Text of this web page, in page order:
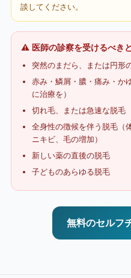
談してください。
⚠️ 医師の診察を受けるべき
突然のまだら、または円形
赤み・鱗屑・膿・痛み・か
に治療を）
切れ毛、または急速な脱毛
全身性の徴候を伴う脱毛（
ニキビ、毛の増加）
新しい薬の直後の脱毛
子どものあらゆる脱毛
無料のセルフ